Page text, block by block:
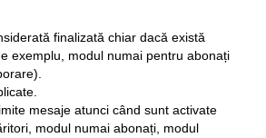
finalizată chiar dacă există
exemplu, modul numai pentru abonați
mesaje atunci când sunt activate
modul numai abonați, modul